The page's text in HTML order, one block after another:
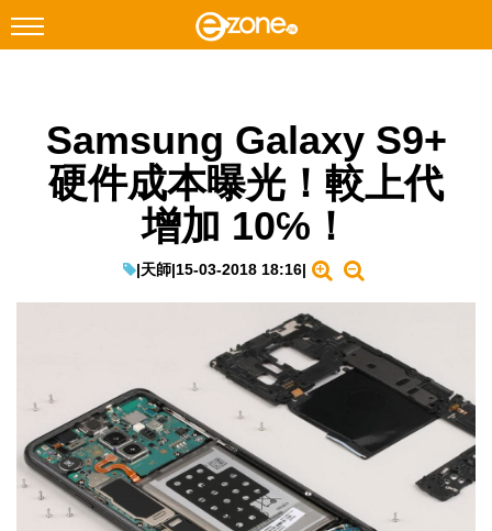
Facebook Instagram
科技焦點
教學評測
IT Times
生成式AI與雲端應用
Enterprise Digital Transformation
特集
Samsung Galaxy S9+
硬件成本曝光！較上代
增加 10℅！
|天師|15-03-2018 18:16|